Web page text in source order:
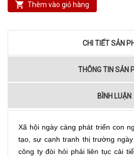
Thêm vào giỏ hàng
CHI TIẾT SẢN
THÔNG TIN SẢN
BÌNH LUẬN
Xã hội ngày càng phát triển con
tạo, sự cạnh tranh thị trường
công ty đòi hỏi phải liên tục cải